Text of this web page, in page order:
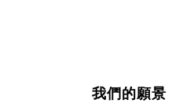
我們的願景